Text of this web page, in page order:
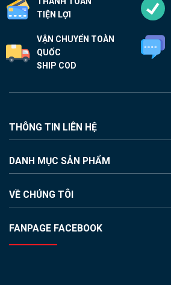
TIỆN LỢI
VẬN CHUYỂN TOÀN
QUỐC
SHIP COD
THÔNG TIN LIÊN HỆ
DANH MỤC SẢN PHẨM
VỀ CHÚNG TÔI
FANPAGE FACEBOOK